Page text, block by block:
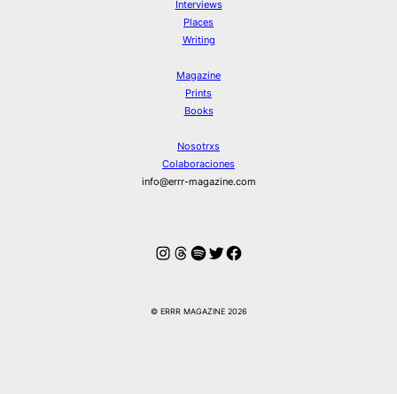
Interviews
Places
Writing
Magazine
Prints
Books
Nosotrxs
Colaboraciones
info@errr-magazine.com
Instagram
Hilos
Spotify
Twitter
Facebook
© ERRR MAGAZINE 2026